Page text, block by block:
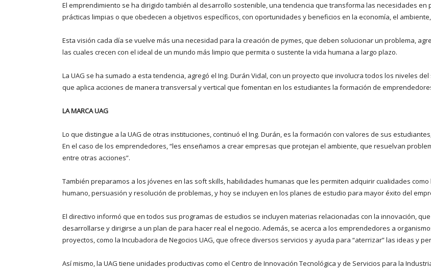
El emprendimiento se ha dirigido también al desarrollo sostenible, una tendencia que transforma las necesidades
prácticas limpias o que obedecen a objetivos específicos, con oportunidades y beneficios en la economía, el
Esta visión cada día se vuelve más una necesidad para la creación de pymes, que deben solucionar un problema,
las cuales crecen con el ideal de un mundo más limpio que permita o sustente la vida humana a largo plazo.
La UAG se ha sumado a esta tendencia, agregó el Ing. Durán Vidal, con un proyecto que involucra todos los niveles
que aplica acciones de manera transversal y vertical que fomentan en los estudiantes la formación de
LA MARCA UAG
Lo que distingue a la UAG de otras instituciones, continuó el Ing. Durán, es la formación con valores de sus
En el caso de los emprendedores, “les enseñamos a crear empresas que protejan el ambiente, que resuelvan
entre otras acciones”.
También preparamos a los jóvenes en las soft skills, habilidades humanas que les permiten adquirir cualidades
humano, persuasión y resolución de problemas, y hoy se incluyen en los planes de estudio para mayor éxito del
El directivo informó que en todos sus programas de estudios se incluyen materias relacionadas con la innovación,
desarrollarse y dirigirse a un plan de para hacer real el negocio. Además, se acerca a los emprendedores a
proyectos, como la Incubadora de Negocios UAG, que ofrece diversos servicios y ayuda para “aterrizar” las ideas y
Así mismo, la UAG tiene unidades productivas como el Centro de Innovación Tecnológica y de Servicios para la